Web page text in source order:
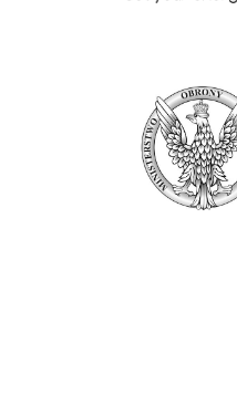
odkwaszanie.pl
lml.pl
pozyczki care
nwio.pl
Skrzydelska